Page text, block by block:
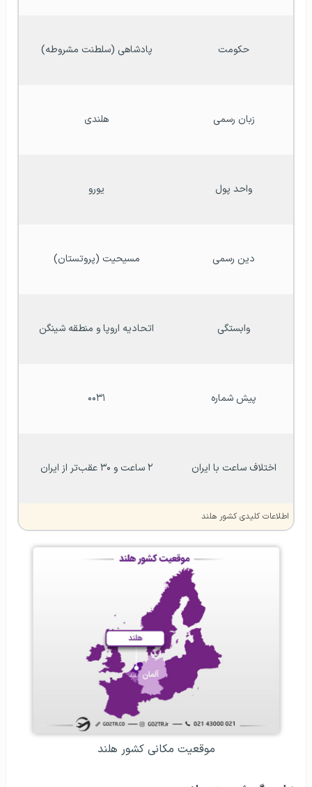
حکومت پادشاهی (سلطنت مشروطه)
زبان رسمی هلندی
واحد پول یورو
دین رسمی مسیحیت (پروتستان)
وابستگی اتحادیه اروپا و منطقه شینگن
پیش شماره ۰۰۳۱
اختلاف ساعت با ایران ۲ ساعت و ۳۰ عقب‌تر از ایران
اطلاعات کلیدی کشور هلند
موقعیت مکانی کشور هلند